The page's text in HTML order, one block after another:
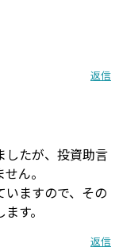
返信
したが、投資助言
ん。
ますので、その
す。
返信